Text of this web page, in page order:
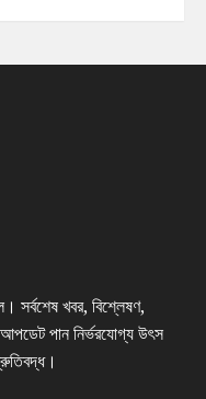
সর্বশেষ খবর, বিশ্লেষণ,
আপডেট পান নির্ভরযোগ্য উৎস